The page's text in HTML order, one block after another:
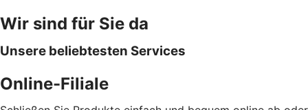
Wir sind für Sie da
Unsere beliebtesten Services
Online-Filiale